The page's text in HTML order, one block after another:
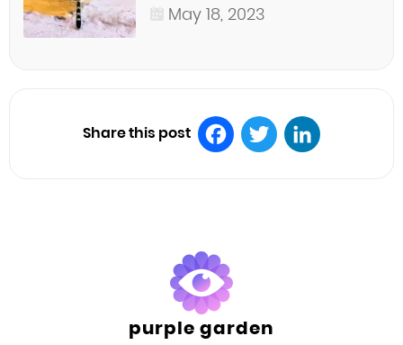
May 18, 2023
Share this post
purple garden